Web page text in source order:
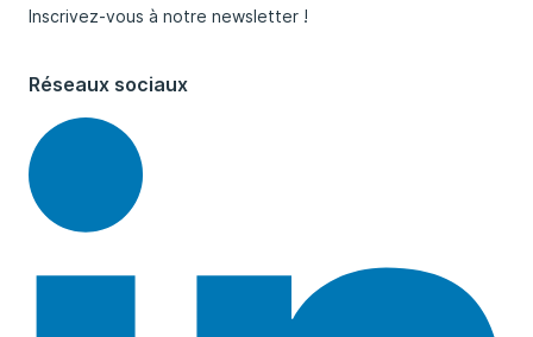
Inscrivez-vous à notre newsletter !
Réseaux sociaux